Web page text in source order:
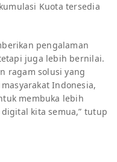
Kuota tersedia
pengalaman
juga lebih bernilai.
ragam solusi yang
Indonesia,
membuka lebih
kita semua,” tutup